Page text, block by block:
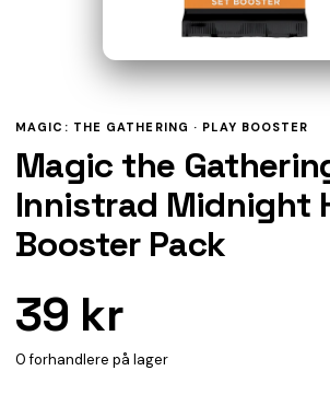
MAGIC: THE GATHERING · PLAY BOOSTER
Magic the
Innistrad Midnight
Booster Pack
39 kr
0 forhandlere på lager